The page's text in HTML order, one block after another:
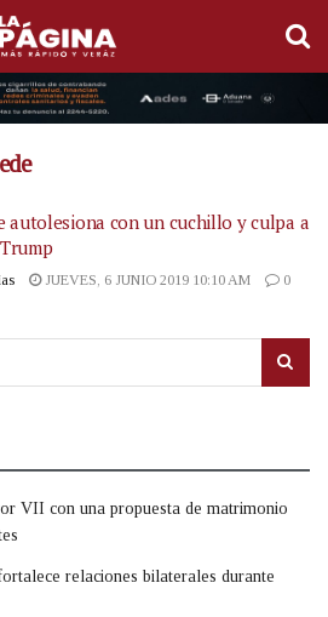
autolesiona con un cuchillo y culpa a
JUEVES, 6 JUNIO 2019 10:10 AM 0
VII con una propuesta de matrimonio
relaciones bilaterales durante